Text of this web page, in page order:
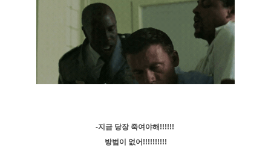
-지금 당장 죽여야해!!!!!!
방법이 없어!!!!!!!!!!